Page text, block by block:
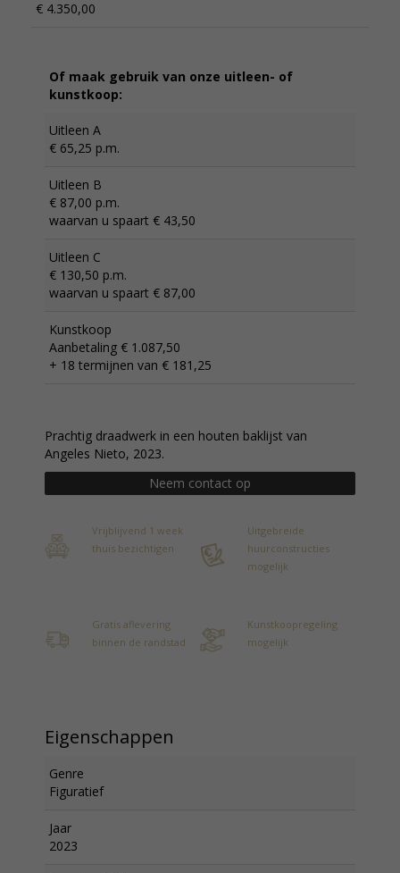
€ 4.350,00
Of maak gebruik van onze uitleen- of
kunstkoop:
Uitleen A
€ 65,25 p.m.
Uitleen B
€ 87,00 p.m.
waarvan u spaart € 43,50
Uitleen C
€ 130,50 p.m.
waarvan u spaart € 87,00
Kunstkoop
Aanbetaling € 1.087,50
+ 18 termijnen van € 181,25
Prachtig draadwerk in een houten baklijst van
Angeles Nieto, 2023.
Neem contact op
Vrijblijvend 1 week
thuis bezichtigen
Uitgebreide
huurconstructies
mogelijk
Gratis aflevering
binnen de randstad
Kunstkoopregeling
mogelijk
Eigenschappen
Genre
Figuratief
Jaar
2023